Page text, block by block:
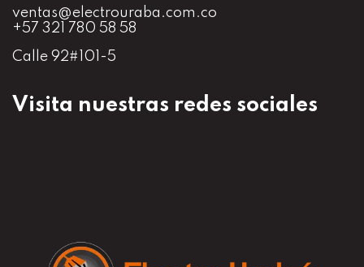
ventas@electrouraba.com.co
+57 321 780 58 58
Calle 92#101-5
Visita nuestras redes sociales